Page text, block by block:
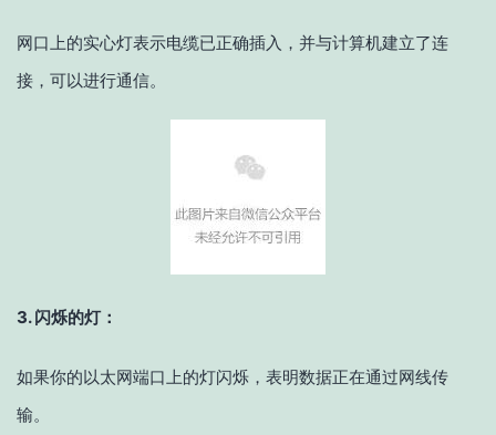
网口上的实心灯表示电缆已正确插入，并与计算机建立了连
接，可以进行通信。
3. 闪烁的灯：
如果你的以太网端口上的灯闪烁，表明数据正在通过网线传
输。